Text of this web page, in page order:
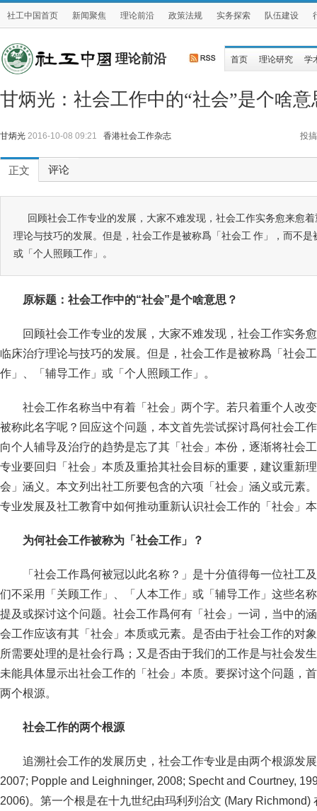
社工中国首页 新闻聚焦 理论前沿 政策法规 实务探索 队伍建设
理论前沿 首页 理论研究 学
甘炳光：社会工作中的“社会”是个啥意
甘炳光 2016-10-08 09:21 香港社会工作杂志 投搞
正文 评论
回顾社会工作专业的发展，大家不难发现，社会工作实务愈来愈
理论与技巧的发展。但是，社会工作是被称爲「社会工 作」，而不
或「个人照顾工作」。
原标题： 社会工作中的“社会”是个啥意思？
回顾社会工作专业的发展，大家不难发现，社会工作实务
临床治疗理论与技巧的发展。但是，社会工作是被称爲「社会
作」、「辅导工作」或「个人照顾工作」。
社会工作名称当中有着「社会」两个字。若只着重个人改
被称此名字呢？回应这个问题，本文首先尝试探讨爲何社会工
向个人辅导及治疗的趋势是忘了其「社会」本份，逐渐将社会
专业要回归「社会」本质及重拾其社会目标的重要，建议重新
会」涵义。本文列出社工所要包含的六项「社会」涵义或元素
专业发展及社工教育中如何推动重新认识社会工作的「社会」
为何社会工作被称为「社会工作」？
「社会工作爲何被冠以此名称？」是十分值得每一位社工
们不采用「关顾工作」、「人本工作」或「辅导工作」这些名
提及或探讨这个问题。社会工作爲何有「社会」一词，当中的
会工作应该有其「社会」本质或元素。是否由于社会工作的对
所需要处理的是社会行爲；又是否由于我们的工作是与社会发
未能具体显示出社会工作的「社会」本质。要探讨这个问题，
两个根源。
社会工作的两个根源
追溯社会工作的发展历史，社会工作专业是由两个根源发
2007; Popple and Leighninger, 2008; Specht and Courtney,
2006)。第一个根是在十九世纪由玛利列治文 (Mary Richmond)